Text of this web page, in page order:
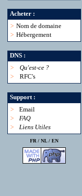
Acheter :
> Nom de domaine
> Hébergement
DNS :
>
Qu'est-ce ?
>
RFC's
Support :
>
Email
>
FAQ
>
Liens Utiles
FR / NL/ EN